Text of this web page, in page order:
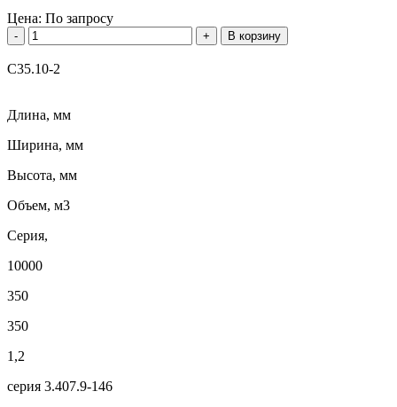
Цена: По запросу
- + В корзину
С35.10-2
Длина, мм
Ширина, мм
Высота, мм
Объем, м3
Серия,
10000
350
350
1,2
серия 3.407.9-146